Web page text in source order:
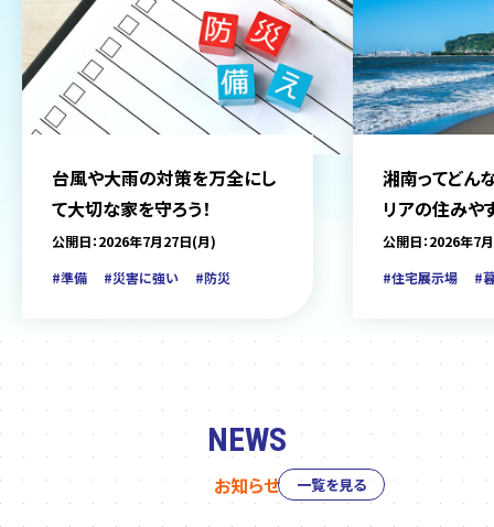
台風や大雨の対策を万全にし
て大切な家を守ろう！
公開日：2026年7月27日(月)
#準備
#災害に強い #防災
湘南ってどん
リアの住みや
をご紹介
公開日：2026年7
#住宅展示場
#
NEWS
お知らせ 一覧を見る